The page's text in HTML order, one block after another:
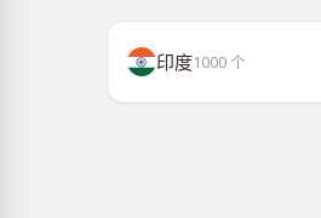
印度1000个